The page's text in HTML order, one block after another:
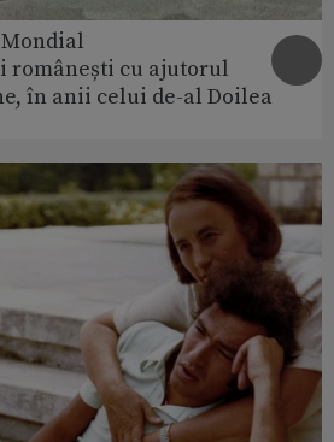
românești cu ajutorul
în anii celui de-al Doilea